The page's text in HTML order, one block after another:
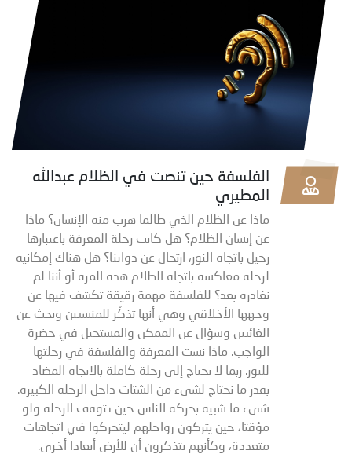
الفلسفة حين تنصت في الظلام عبدالله
المطيري
ماذا عن الظلام الذي طالما هرب منه الإنسان؟ ماذا
عن إنسان الظلام؟ هل كانت رحلة المعرفة باعتبارها
رحيل باتجاه النور، ارتحال عن ذواتنا؟ هل هناك إمكانية
لرحلة معاكسة باتجاه الظلام هذه المرة أو أننا لم
نغادره بعد؟ للفلسفة مهمة رقيقة تكشف فيها عن
وجهها الأخلاقي وهي أنها تذكّر للمنسيين وبحث عن
الغائبين وسؤال عن الممكن والمستحيل في حضرة
الواجب. ماذا نست المعرفة والفلسفة في رحلتها
للنور. ربما لا نحتاج إلى رحلة كاملة بالاتجاه المضاد
بقدر ما نحتاج لشيء من الشتات داخل الرحلة الكبيرة.
شيء ما شبيه بحركة الناس حين تتوقف الرحلة ولو
مؤقتا، حين يتركون رواحلهم ليتحركوا في اتجاهات
متعددة، وكأنهم يتذكرون أن للأرض أبعادا أخرى.